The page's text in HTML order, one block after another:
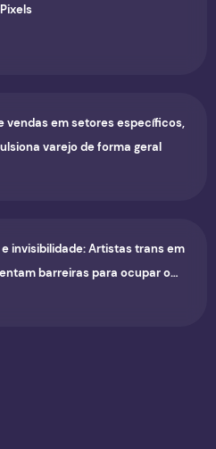
vendas em setores específicos,
varejo de forma geral
invisibilidade: Artistas trans em
barreiras para ocupar o